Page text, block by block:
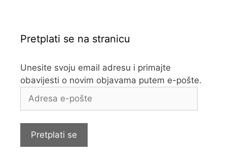
Pretplati se na stranicu
Unesite svoju email adresu i primajte
obavijesti o novim objavama putem e-pošte.
e-
Pretplati se